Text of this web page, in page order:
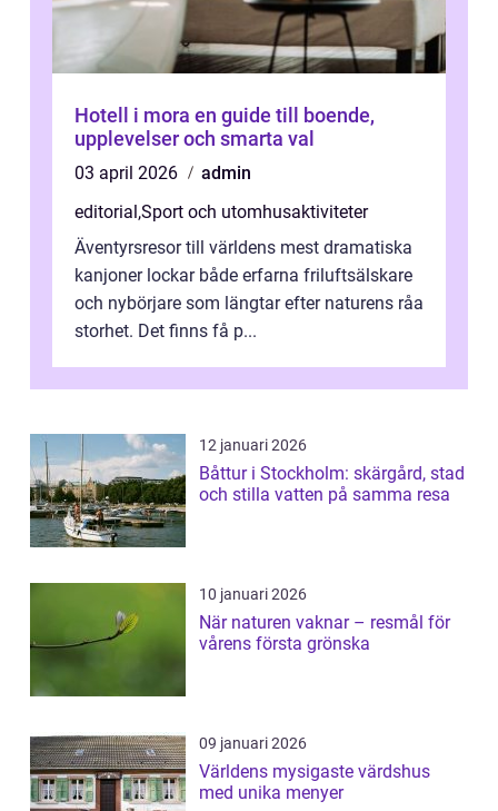
Hotell i mora en guide till boende,
upplevelser och smarta val
03 april 2026
admin
editorial,Sport och utomhusaktiviteter
Äventyrsresor till världens mest dramatiska
kanjoner lockar både erfarna friluftsälskare
och nybörjare som längtar efter naturens råa
storhet. Det finns få p...
12 januari 2026
Båttur i Stockholm: skärgård, stad
och stilla vatten på samma resa
10 januari 2026
När naturen vaknar – resmål för
vårens första grönska
09 januari 2026
Världens mysigaste värdshus
med unika menyer